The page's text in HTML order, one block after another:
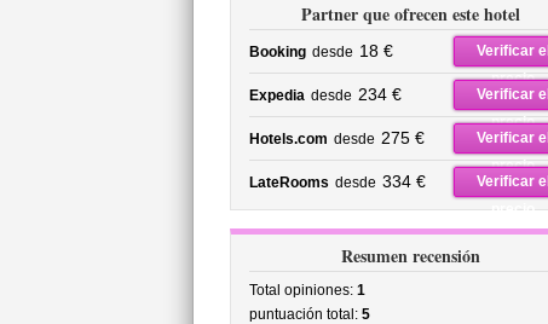
Partner que ofrecen este hotel
Booking desde 18 €
Verificar el
precio
Expedia desde 234 €
Verificar el
precio
Hotels.com desde 275 €
Verificar el
precio
LateRooms desde 334 €
Verificar el
precio
Resumen recensión
Total opiniones: 1
puntuación total: 5